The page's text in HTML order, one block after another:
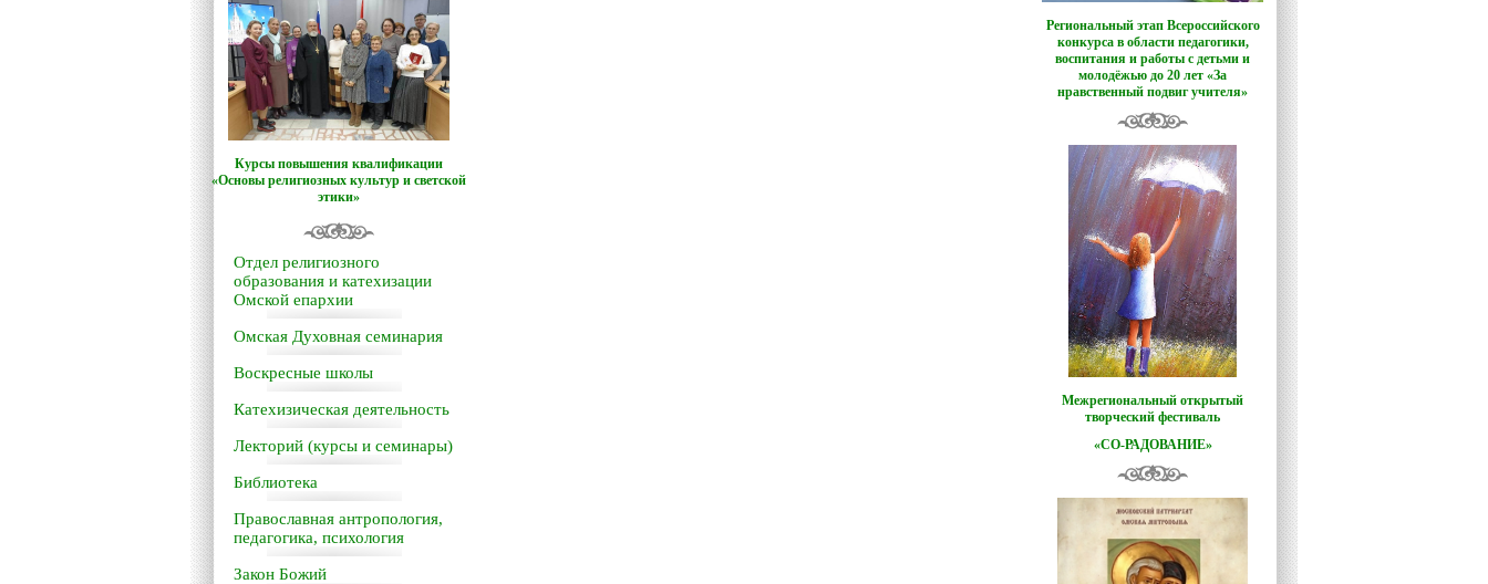
Курсы повышения квалификации
«Основы религиозных культур и светской
этики»
Отдел религиозного
образования и катехизации
Омской епархии
Омская Духовная семинария
Воскресные школы
Катехизическая деятельность
Лекторий (курсы и семинары)
Библиотека
Православная антропология,
педагогика, психология
Закон Божий
Региональный этап Всероссийского
конкурса в области педагогики,
воспитания и работы с детьми и
молодёжью до 20 лет «За
нравственный подвиг учителя»
Межрегиональный открытый
творческий фестиваль
«СО-РАДОВАНИЕ»